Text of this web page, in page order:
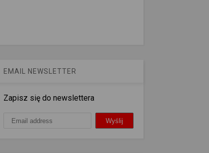
EMAIL NEWSLETTER
Zapisz się do newslettera